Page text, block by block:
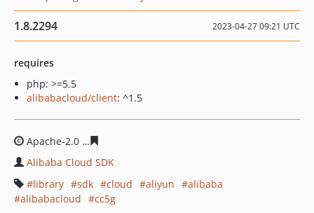
1.8.2294 2023-04-27 09:21 UTC
requires
php: >=5.5
alibabacloud/client: ^1.5
Apache-2.0
Alibaba Cloud SDK
library
sdk cloud aliyun
alibaba
alibabacloud
cc5g